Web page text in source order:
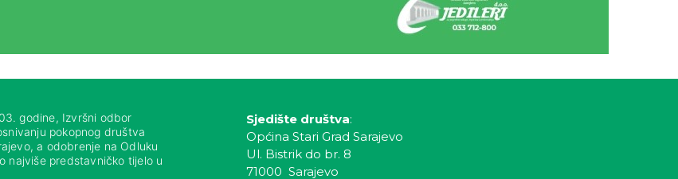
godine, Izvršni odbor
pokopnog društva
a odobrenje na Odluku
najviše predstavničko tijelo u
Sjedište društva:
Općina Stari Grad Sarajevo
Ul. Bistrik do br. 8
71000 Sarajevo